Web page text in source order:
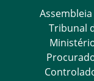
Tribunal